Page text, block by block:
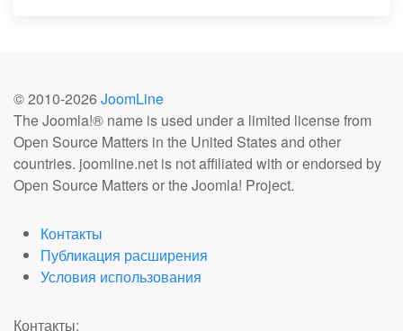
© 2010-2026 JoomLine
The Joomla!® name is used under a limited license from
Open Source Matters in the United States and other
countries. joomline.net is not affiliated with or endorsed by
Open Source Matters or the Joomla! Project.
Контакты
Публикация расширения
Условия использования
Контакты: